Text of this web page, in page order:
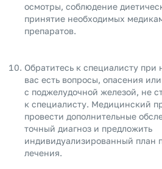
осмотры, соблюдение
принятие необходимых
препаратов.
Обратитесь к специалисту при
вас есть вопросы, опасения
с поджелудочной железой, не
к специалисту. Медицинский
провести дополнительные
точный диагноз и предложить
индивидуализированный план
лечения.